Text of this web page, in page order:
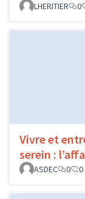
LHERITIER
0
Vivre et
serein :
ASDEC
0 0